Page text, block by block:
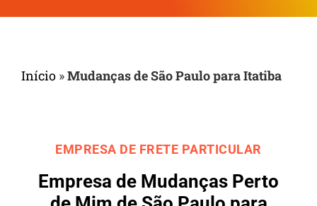
Início »Mudanças de São Paulo para Itatiba
EMPRESA DE FRETE PARTICULAR
Empresa de Mudanças Perto